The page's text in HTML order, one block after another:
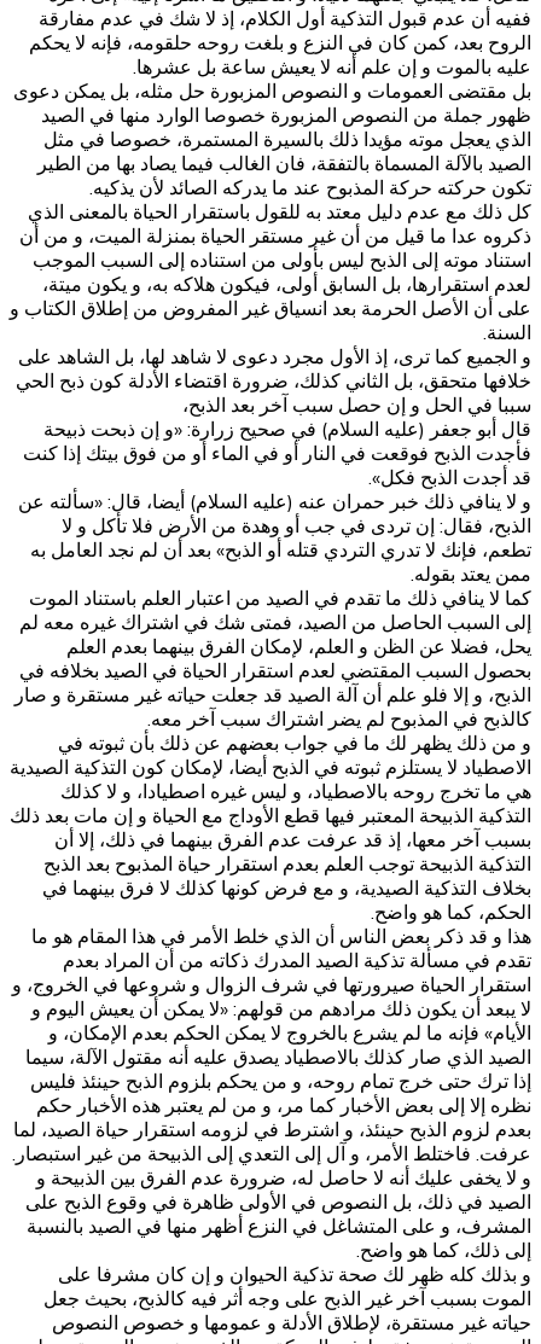
ففيه أن عدم قبول التذكية أول الكلام، إذ لا شك في عدم مفارقة
الروح بعد، كمن كان في النزع و بلغت روحه حلقومه، فإنه لا يحكم
عليه بالموت و إن علم أنه لا يعيش ساعة بل عشرها.
بل مقتضى العمومات و النصوص المزبورة حل مثله، بل يمكن دعوى
ظهور جملة من النصوص المزبورة خصوصا الوارد منها في‌ الصيد
الذي يعجل موته مؤيدا ذلك بالسيرة المستمرة، خصوصا في مثل
الصيد بالآلة المسماة بالتفقة، فان الغالب فيما يصاد بها من الطير
تكون حركته حركة المذبوح عند ما يدركه الصائد لأن يذكيه.
كل ذلك مع عدم دليل معتد به للقول باستقرار الحياة بالمعنى الذي
ذكروه عدا ما قيل من أن غير مستقر الحياة بمنزلة الميت، و من أن
استناد موته إلى الذبح ليس بأولى من استناده إلى السبب الموجب
لعدم استقرارها، بل السابق أولى، فيكون هلاكه به، و يكون ميتة،
على أن الأصل الحرمة بعد انسياق غير المفروض من إطلاق الكتاب و
السنة.
و الجميع كما ترى، إذ الأول مجرد دعوى لا شاهد لها، بل الشاهد على
خلافها متحقق، بل الثاني كذلك، ضرورة اقتضاء الأدلة كون ذبح الحي
سببا في الحل و إن حصل سبب آخر بعد الذبح،
قال أبو جعفر (عليه السلام) في صحيح زرارة: «و إن ذبحت ذبيحة
فأجدت الذبح فوقعت في النار أو في الماء أو من فوق بيتك إذا كنت
قد أجدت الذبح فكل».
و لا ينافي ذلك‌ خبر حمران عنه (عليه السلام) أيضا، قال: «سألته عن
الذبح، فقال: إن تردى في جب أو وهدة من الأرض فلا تأكل و لا
تطعم، فإنك لا تدري التردي قتله أو الذبح»‌ بعد أن لم نجد العامل به
ممن يعتد بقوله.
كما لا ينافي ذلك ما تقدم في الصيد من اعتبار العلم باستناد الموت
إلى السبب الحاصل من الصيد، فمتى شك في اشتراك غيره معه لم
يحل، فضلا عن الظن و العلم، لإمكان الفرق بينهما بعدم العلم
بحصول السبب المقتضي لعدم استقرار الحياة في الصيد بخلافه في
الذبح، و إلا فلو علم أن آلة الصيد قد جعلت حياته غير مستقرة و صار
كالذبح في المذبوح لم يضر اشتراك سبب آخر معه.
و من ذلك يظهر لك ما في جواب بعضهم عن ذلك بأن ثبوته في
الاصطياد لا يستلزم ثبوته في الذبح أيضا، لإمكان كون التذكية الصيدية
هي ما تخرج روحه بالاصطياد، و ليس غيره اصطيادا، و لا كذلك
التذكية الذبيحة المعتبر فيها قطع الأوداج مع الحياة و إن مات بعد ذلك
بسبب آخر معها، إذ قد عرفت عدم الفرق بينهما في ذلك، إلا أن
التذكية الذبيحة توجب العلم بعدم استقرار حياة المذبوح بعد الذبح
بخلاف التذكية الصيدية، و مع فرض كونها كذلك لا فرق بينهما في
الحكم، كما هو واضح.
هذا و قد ذكر بعض الناس أن الذي خلط الأمر في هذا المقام هو ما
تقدم في مسألة تذكية الصيد المدرك ذكاته من أن المراد بعدم
استقرار الحياة صيرورتها في شرف الزوال و شروعها في الخروج، و
لا يبعد أن يكون ذلك مرادهم من قولهم: «لا يمكن أن يعيش اليوم و
الأيام» فإنه ما لم يشرع بالخروج لا يمكن الحكم بعدم الإمكان، و
الصيد الذي صار كذلك بالاصطياد يصدق عليه أنه مقتول الآلة، سيما
إذا ترك حتى خرج تمام روحه، و من يحكم بلزوم الذبح حينئذ فليس
نظره إلا إلى بعض الأخبار كما مر، و من لم يعتبر هذه الأخبار حكم
بعدم لزوم الذبح حينئذ، و اشترط في لزومه استقرار حياة الصيد، لما
عرفت. فاختلط الأمر، و آل إلى التعدي إلى الذبيحة من غير استبصار.
و لا يخفى عليك أنه لا حاصل له، ضرورة عدم الفرق بين الذبيحة و
الصيد في ذلك، بل النصوص في الأولى ظاهرة في وقوع الذبح على
المشرف، و على المتشاغل في النزع أظهر منها في الصيد بالنسبة
إلى ذلك، كما هو واضح.
و بذلك كله ظهر لك صحة تذكية الحيوان و إن كان مشرفا على
الموت بسبب آخر غير الذبح على وجه أثر فيه كالذبح، بحيث جعل
حياته غير مستقرة، لإطلاق الأدلة و عمومها و خصوص النصوص